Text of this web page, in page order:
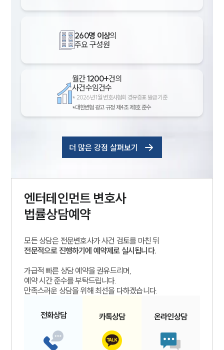
260명 이상의
주요 구성원
월간1200+건의
사건수임건수
* 2026년 1월 변호사협회 경유증표 발급 기준
*대한변협 광고 규정 제4조 제1호 준수
더 많은 강점 살펴보기
엔터테인먼트변호사
법률상담예약
모든 상담은 전문변호사가 사건 검토를 마친 뒤
전문적으로 진행하기에 예약제로 실시됩니다.
가급적 빠른 상담 예약을 권유드리며,
예약 시간 준수를 부탁드립니다.
만족스러운 상담을 위해 최선을 다하겠습니다.
전화상담 카톡상담 온라인상담